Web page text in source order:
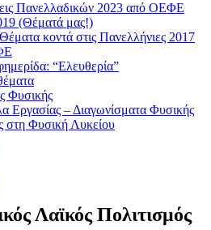
Πανελλαδικών 2023 από ΟΕΦΕ
(Θέματά μας!)
κοντά στις Πανελλήνιες 2017
“Ελευθερία”
Φυσικής
Εργασίας – Διαγωνίσματα Φυσικής
στη Φυσική Λυκείου
Λαϊκός Πολιτισμός